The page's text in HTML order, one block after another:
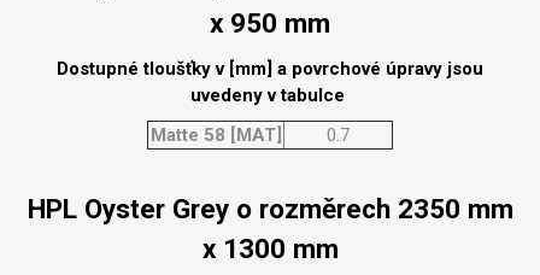
x 950 mm
Dostupné tloušťky v [mm] a povrchové úpravy jsou
uvedeny v tabulce
Matte 58 [MAT]
0.7
HPL Oyster Grey o rozměrech 2350 mm
x 1300 mm